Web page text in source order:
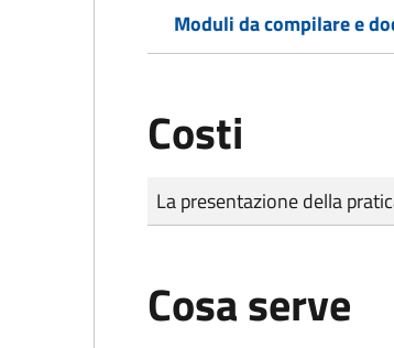
Moduli da compilare e
Costi
Tipo di pagamento
Importo
La presentazione della
Cosa serve